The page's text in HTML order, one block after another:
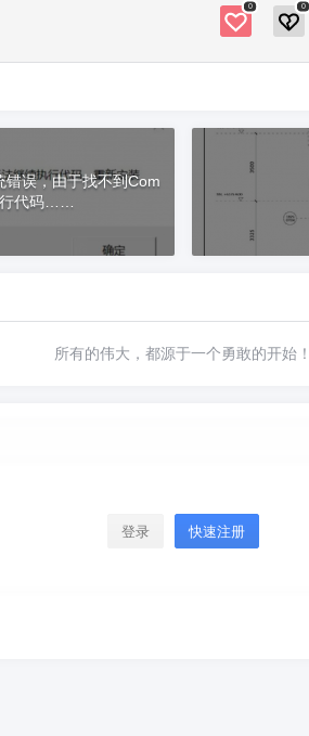
0 0
误，由于找不到Com
代码……
所有的伟大，都源于一个勇敢的开始！
登录 快速注册